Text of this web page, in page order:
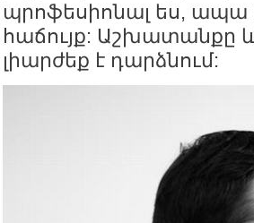
պրոֆեսիոնալ ես, ապա
հաճույք: Աշխատանքը
լիարժեք է դարձնում: